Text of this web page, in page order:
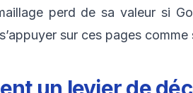
perd de sa valeur si
sur ces pages comme
un levier de